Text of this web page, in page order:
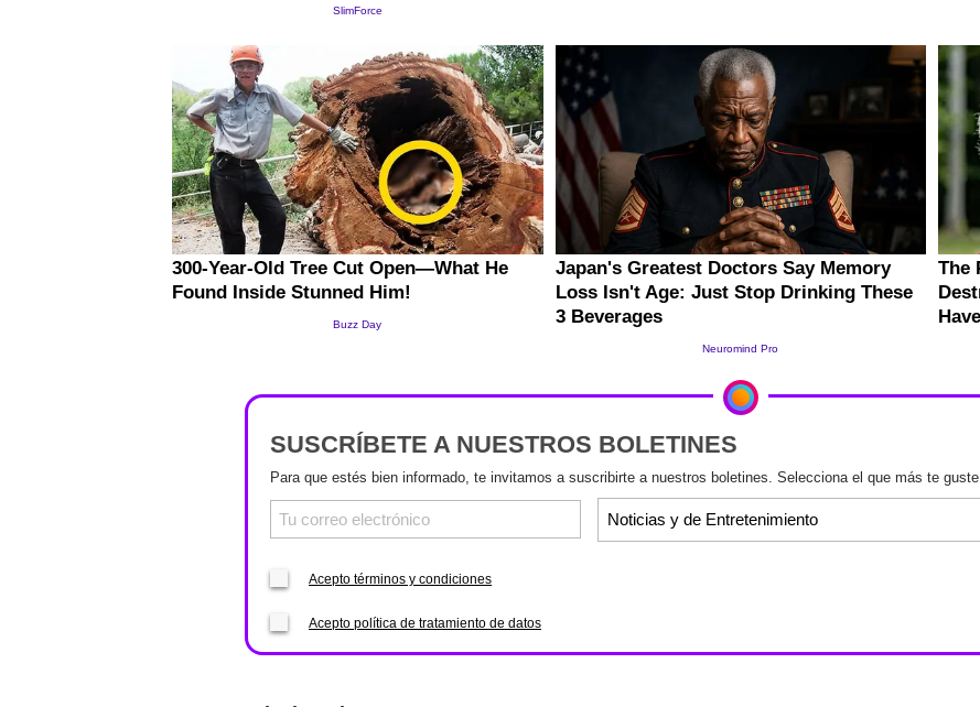
SUSCRÍBETE A NUESTROS BOLETINES
Para que estés bien informado, te invitamos a suscribirte a nuestros boletines. Selecciona el que más te guste.
Acepto términos y condiciones
Acepto política de tratamiento de datos